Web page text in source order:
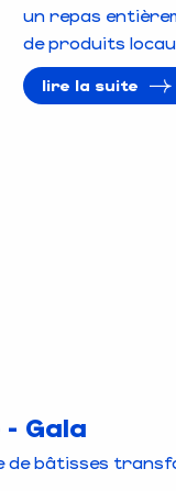
un repas
de produits
lire la suite
Gala
de bâtisses